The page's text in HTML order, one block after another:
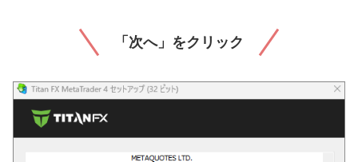
「次へ」をクリック